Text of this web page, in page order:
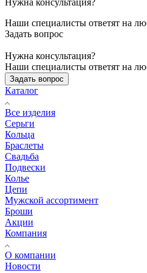
Нужна консультация?
Наши специалисты ответят на
Задать вопрос
Нужна консультация?
Наши специалисты ответят на
Задать вопрос
Каталог
Все изделия
Серьги
Кольца
Браслеты
Свадьба
Подвески
Колье
Цепи
Мужской ассортимент
Броши
Акции
Компания
О компании
Новости